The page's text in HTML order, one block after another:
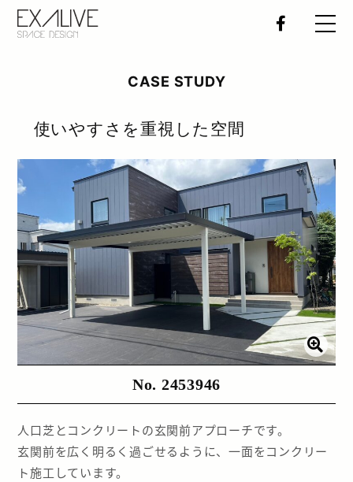
デザイナー紹介
全国のエクステリアイベント
書籍の紹介
EXALIVEオリジナル製品
CASE STUDY
使いやすさを重視した空間
No. 2453946
人口芝とコンクリートの玄関前アプローチです。
玄関前を広く明るく過ごせるように、一面をコンクリー
ト施工しています。